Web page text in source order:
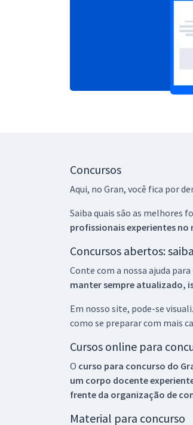
Concursos
Aqui, no Gran, você fica por
Saiba quais são as melhores
profissionais experientes no
Concursos abertos:
Conte com a nossa ajuda
manter sempre atualizado,
Em nosso site, pode-se
como se preparar com mais
Cursos online para
O curso para concurso do
um corpo docente
frente da organização de
Material para concurso